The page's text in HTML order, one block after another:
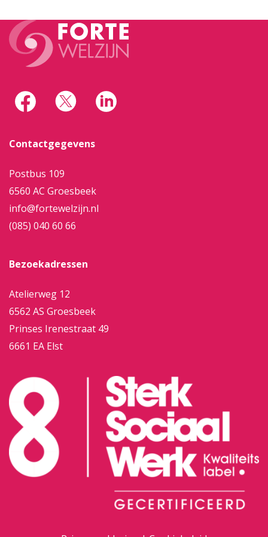
Contactgegevens
Postbus 109
6560 AC Groesbeek
info@fortewelzijn.nl
(085) 040 60 66
Bezoekadressen
Atelierweg 12
6562 AS Groesbeek
Prinses Irenestraat 49
6661 EA Elst